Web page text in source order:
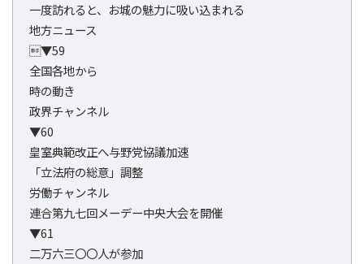
一度訪れると、お城の魅力に吸い込まれる
地方ニュース
▼59
全国各地から
時の動き
政界チャンネル
▼60
皇室典範改正へ与野党協議加速
「立法府の総意」調整
労働チャンネル
連合第九七回メーデー中央大会を開催
▼61
二万六三〇〇人が参加